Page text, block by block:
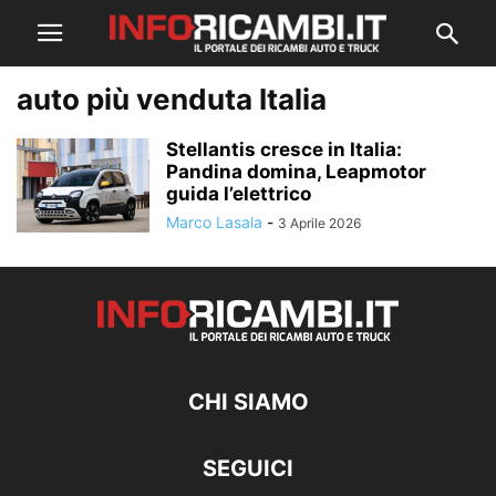
auto più venduta Italia
Stellantis cresce in Italia:
Pandina domina, Leapmotor
guida l’elettrico
Marco Lasala - 3 Aprile 2026
CHI SIAMO
SEGUICI